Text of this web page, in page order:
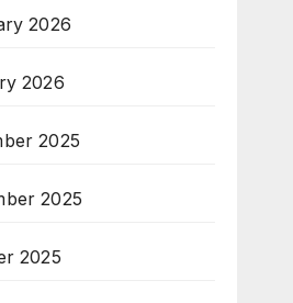
2026
2026
2025
2025
2025